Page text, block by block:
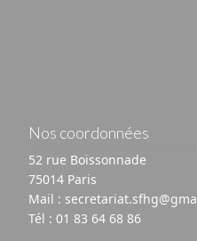
Nos coordonnées
52 rue Boissonnade
75014 Paris
Mail :
Tél : 01 83 64 68 86